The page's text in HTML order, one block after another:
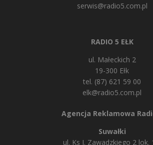
serwis@radio5.com.pl
RADIO 5 EŁK
ul. Małeckich 2
19-300 Ełk
tel. (87) 621 59 00
elk@radio5.com.pl
Agencja Reklamowa
Suwałki
ul. Ks J. Zawadzkiego 2 lok.